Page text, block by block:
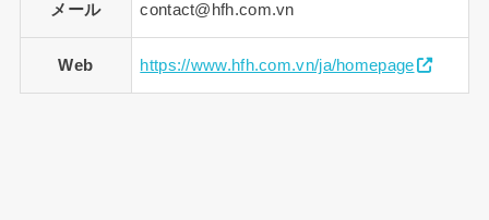
メール contact@hfh.com.vn
Web https://www.hfh.com.vn/ja/homepage